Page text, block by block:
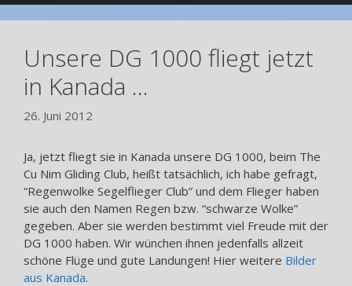
Unsere DG 1000 fliegt jetzt
in Kanada …
26. Juni 2012
Ja, jetzt fliegt sie in Kanada unsere DG 1000, beim The
Cu Nim Gliding Club, heißt tatsächlich, ich habe gefragt,
“Regenwolke Segelflieger Club” und dem Flieger haben
sie auch den Namen Regen bzw. “schwarze Wolke”
gegeben. Aber sie werden bestimmt viel Freude mit der
DG 1000 haben. Wir wünchen ihnen jedenfalls allzeit
schöne Flüge und gute Landungen! Hier weitere Bilder
aus Kanada.